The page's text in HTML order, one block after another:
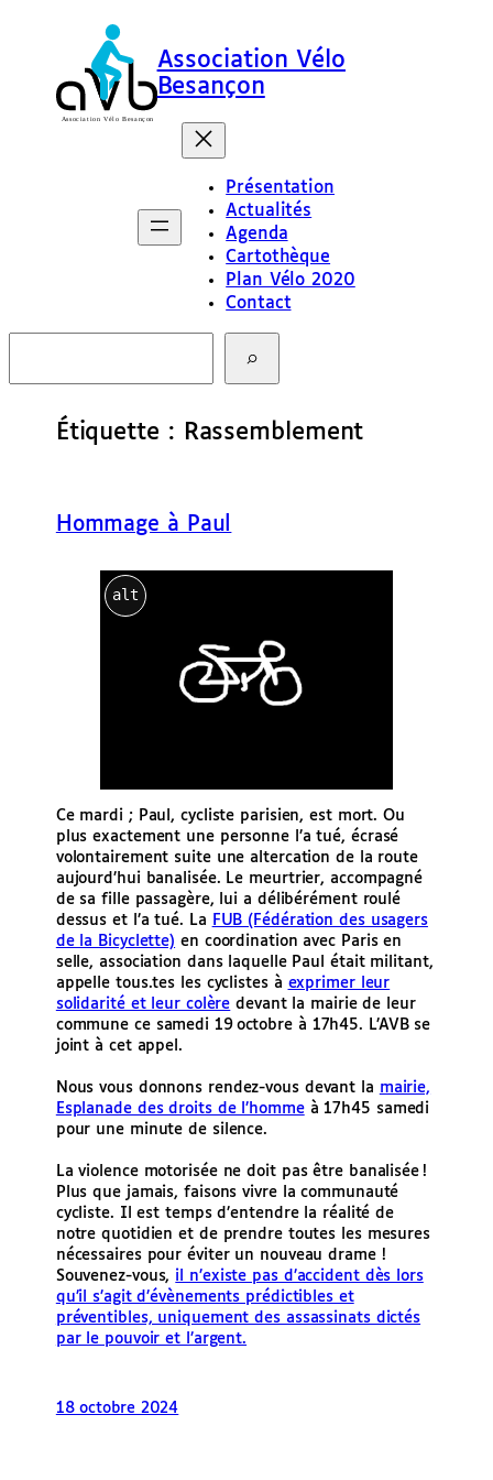
Association Vélo
Besançon
Présentation
Actualités
Agenda
Cartothèque
Plan Vélo 2020
Contact
c
Étiquette : Rassemblement
Hommage à Paul
alt
Ce mardi ; Paul, cycliste parisien, est mort. Ou
plus exactement une personne l’a tué, écrasé
volontairement suite une altercation de la route
aujourd’hui banalisée. Le meurtrier, accompagné
de sa fille passagère, lui a délibérément roulé
dessus et l’a tué. La
FUB (Fédération des usagers
de la Bicyclette) en coordination avec Paris en
selle, association dans laquelle Paul était militant,
appelle tous.tes les cyclistes à exprimer leur
solidarité et leur colère devant la mairie de leur
commune ce samedi 19 octobre à 17h45. L’AVB se
joint à cet appel.
Nous vous donnons rendez-vous devant la mairie,
Esplanade des droits de l’hommeà 17h45 samedi
pour une minute de silence.
La violence motorisée ne doit pas être banalisée !
Plus que jamais, faisons vivre la communauté
cycliste. Il est temps d’entendre la réalité de
notre quotidien et de prendre toutes les mesures
nécessaires pour éviter un nouveau drame !
Souvenez-vous, il n’existe pas d’accident dès lors
qu’il s’agit d’évènements prédictibles et
préventibles, uniquement des assassinats dictés
par le pouvoir et l’argent.
18 octobre 2024